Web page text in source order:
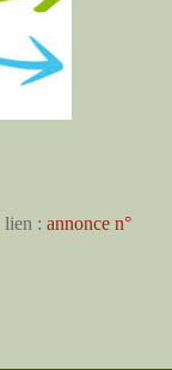
lien : annonce n°